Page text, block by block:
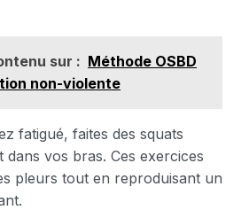
sur : Méthode OSBD
non-violente
fatigué, faites des squats
dans vos bras. Ces exercices
pleurs tout en reproduisant un